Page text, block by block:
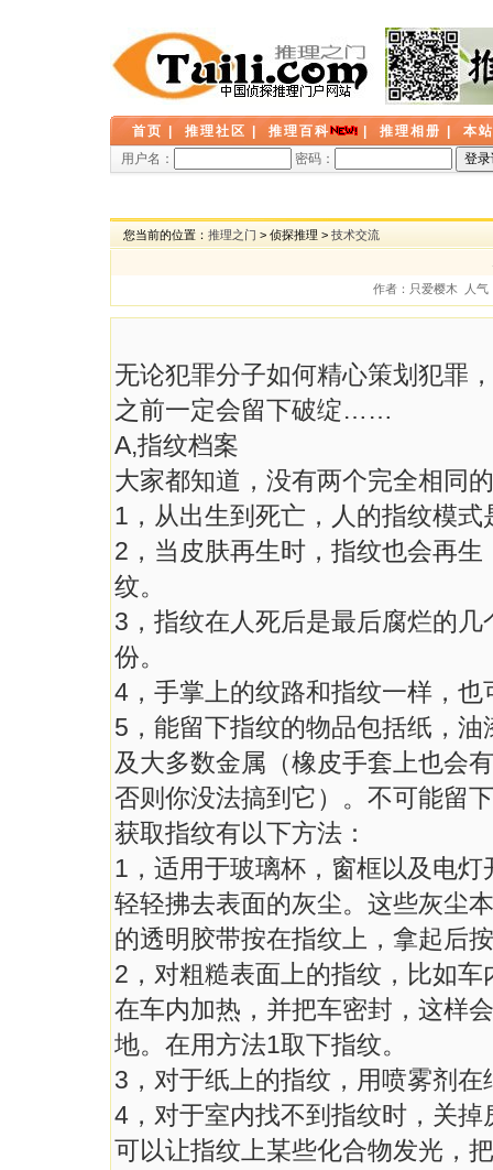
首页 推理社区 推理百科 推理相册
本
用户名：
密码：
您当前的位置： 推理之门 > 侦探推理 > 技术交流
作者：只爱樱木 人气
无论犯罪分子如何精心策划犯罪
之前一定会留下破绽……
A,指纹档案
大家都知道，没有两个完全相同
1，从出生到死亡，人的指纹模式
2，当皮肤再生时，指纹也会再
纹。
3，指纹在人死后是最后腐烂的
份。
4，手掌上的纹路和指纹一样，也
5，能留下指纹的物品包括纸，
及大多数金属（橡皮手套上也会
否则你没法搞到它）。不可能留
获取指纹有以下方法：
1，适用于玻璃杯，窗框以及电
轻轻拂去表面的灰尘。这些灰尘
的透明胶带按在指纹上，拿起后
2，对粗糙表面上的指纹，比如
在车内加热，并把车密封，这样
地。在用方法1取下指纹。
3，对于纸上的指纹，用喷雾剂
4，对于室内找不到指纹时，关
可以让指纹上某些化合物发光，